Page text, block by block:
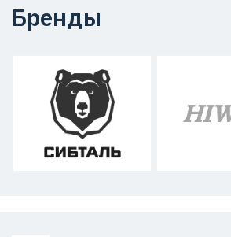
Бренды